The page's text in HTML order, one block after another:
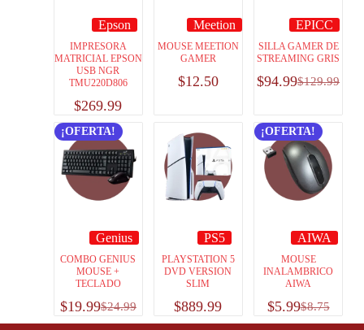
Epson
IMPRESORA
MATRICIAL EPSON
USB NGR
TMU220D806
$269.99
Meetion
MOUSE MEETION
GAMER
$12.50
EPICC
SILLA GAMER DE
STREAMING GRIS
$129.99
$94.99
¡OFERTA!
Genius
COMBO GENIUS
MOUSE +
TECLADO
$24.99
$19.99
PS5
PLAYSTATION 5
DVD VERSION
SLIM
$889.99
¡OFERTA!
AIWA
MOUSE
INALAMBRICO
AIWA
$8.75
$5.99